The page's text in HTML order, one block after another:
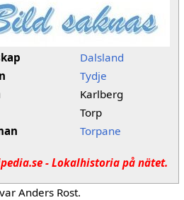
Dalsland
Tydje
Karlberg
Torp
Torpane
- Lokalhistoria på nätet.
Anders Rost.